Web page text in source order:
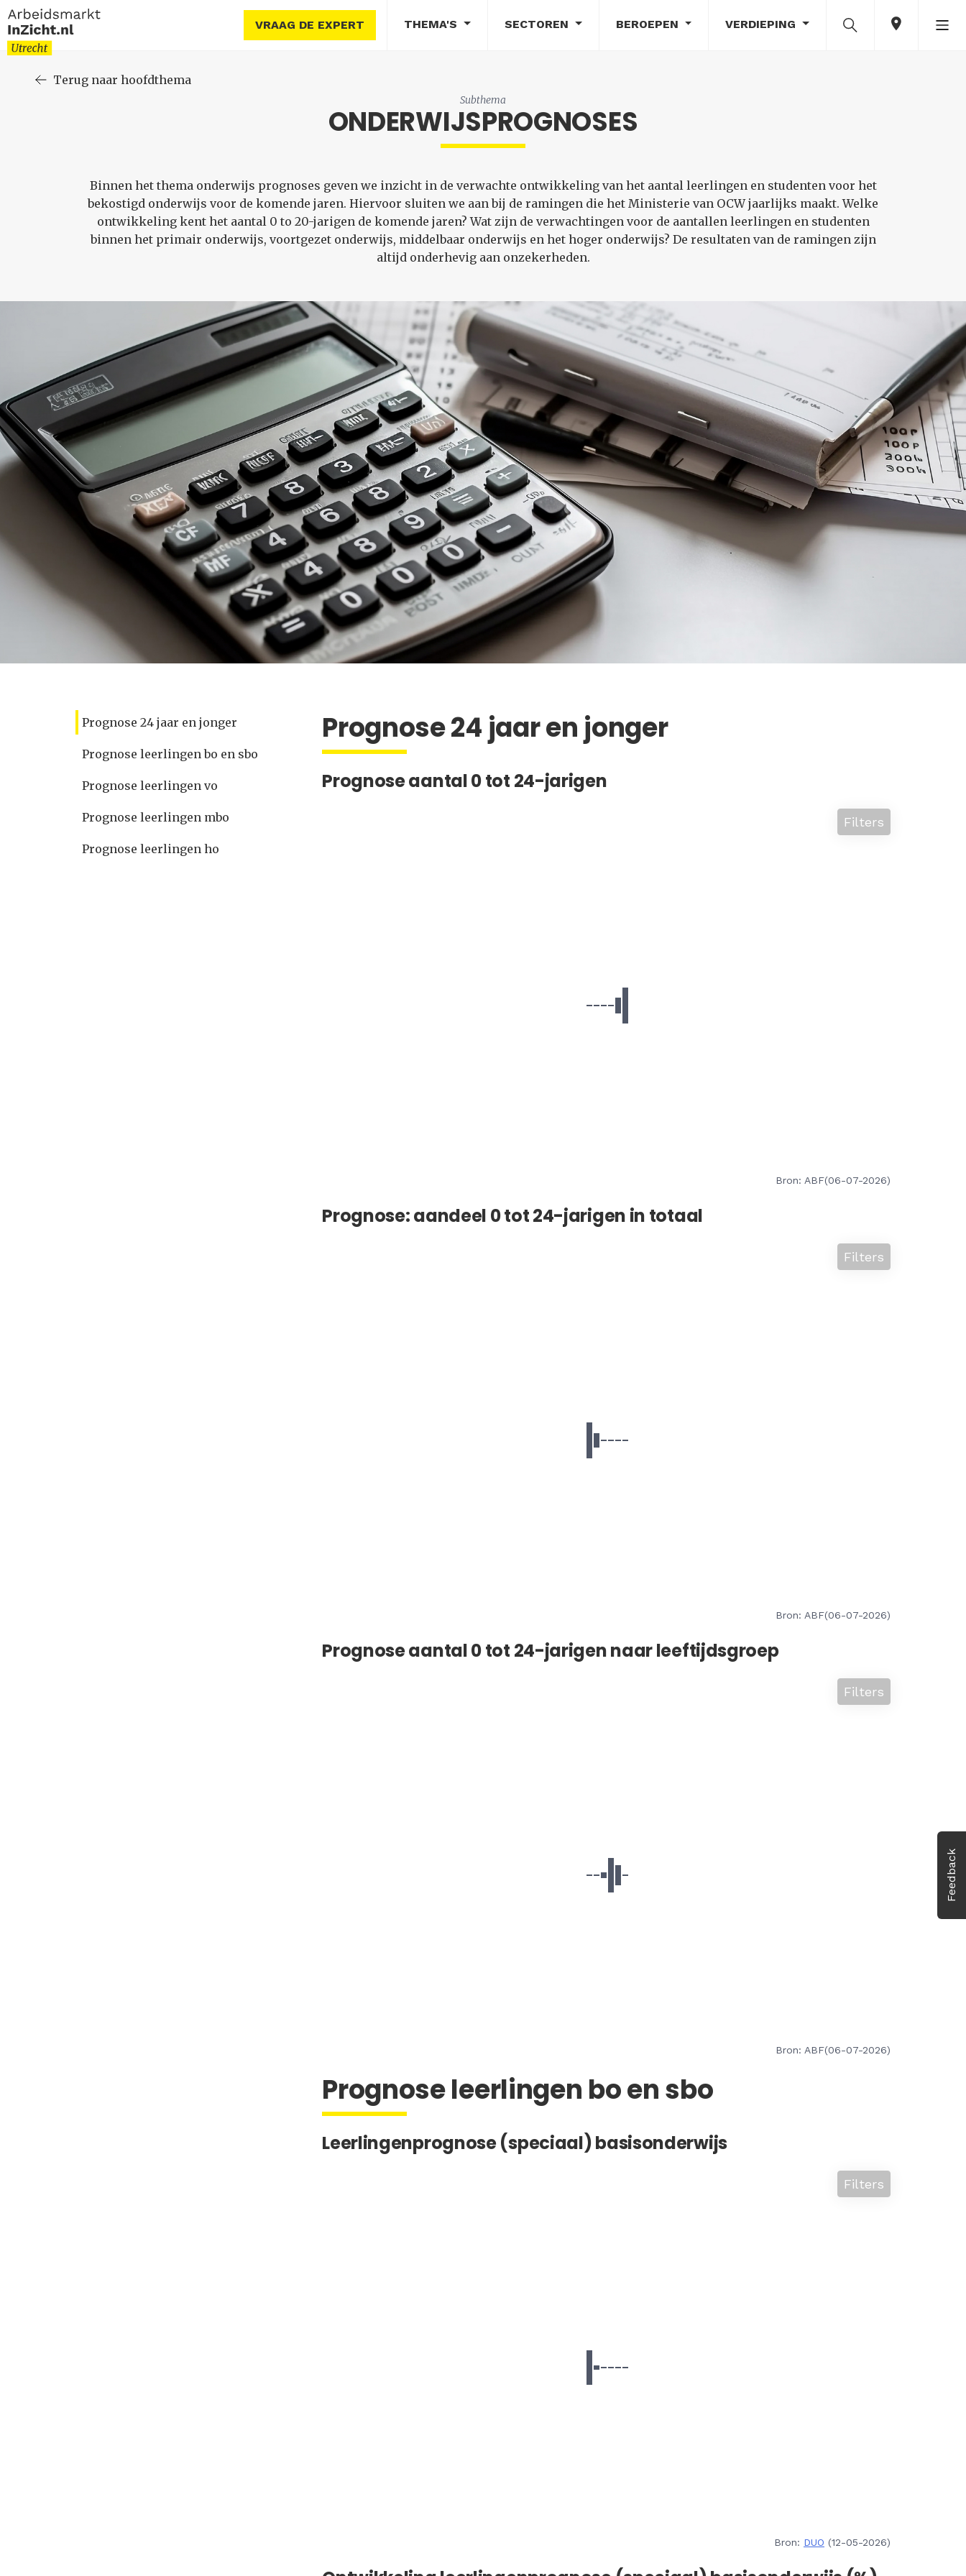
VRAAG DE EXPERT THEMA'S SECTOREN BEROEPEN VERDIEPING
Feedback
Terug naar hoofdthema
Subthema
ONDERWIJSPROGNOSES
Binnen het thema onderwijs prognoses geven we inzicht in de verwachte ontwikkeling van het aantal leerlingen en studenten voor het
bekostigd onderwijs voor de komende jaren. Hiervoor sluiten we aan bij de ramingen die het Ministerie van OCW jaarlijks maakt. Welke
ontwikkeling kent het aantal 0 to 20-jarigen de komende jaren? Wat zijn de verwachtingen voor de aantallen leerlingen en studenten
binnen het primair onderwijs, voortgezet onderwijs, middelbaar onderwijs en het hoger onderwijs? De resultaten van de ramingen zijn
altijd onderhevig aan onzekerheden.
Prognose 24 jaar en jonger
Prognose leerlingen bo en sbo
Prognose leerlingen vo
Prognose leerlingen mbo
Prognose leerlingen ho
Prognose 24 jaar en jonger
Prognose aantal 0 tot 24-jarigen
Filters
Bron: ABF(06-07-2026)
Prognose: aandeel 0 tot 24-jarigen in totaal
Filters
Bron: ABF(06-07-2026)
Prognose aantal 0 tot 24-jarigen naar leeftijdsgroep
Filters
Bron: ABF(06-07-2026)
Prognose leerlingen bo en sbo
Leerlingenprognose (speciaal) basisonderwijs
Filters
Bron: DUO (12-05-2026)